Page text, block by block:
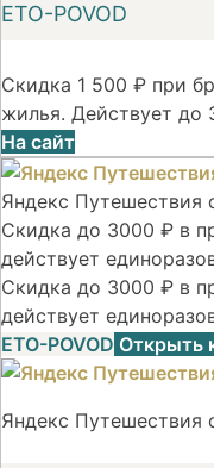
ETO-POVOD
Скидка 1 500 ₽ при
жилья. Действует до
На сайт
Яндекс Путешествия
Скидка до 3000 ₽ в
действует
Скидка до 3000 ₽ в
действует
ETO-POVOD Открыть
Яндекс Путешествия